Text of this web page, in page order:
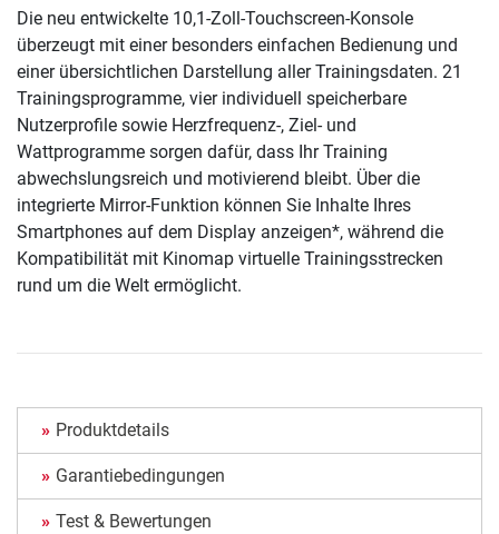
Die neu entwickelte 10,1-Zoll-Touchscreen-Konsole
überzeugt mit einer besonders einfachen Bedienung und
einer übersichtlichen Darstellung aller Trainingsdaten. 21
Trainingsprogramme, vier individuell speicherbare
Nutzerprofile sowie Herzfrequenz-, Ziel- und
Wattprogramme sorgen dafür, dass Ihr Training
abwechslungsreich und motivierend bleibt. Über die
integrierte Mirror-Funktion können Sie Inhalte Ihres
Smartphones auf dem Display anzeigen*, während die
Kompatibilität mit Kinomap virtuelle Trainingsstrecken
rund um die Welt ermöglicht.
Produktdetails
Garantiebedingungen
Test & Bewertungen